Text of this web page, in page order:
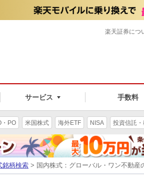
サービス 手数料
楽天証券につ
・PO 米国株式 海外ETF NISA 投資信託・
銘柄検索 > 国内株式：グローバル・ワン不動産